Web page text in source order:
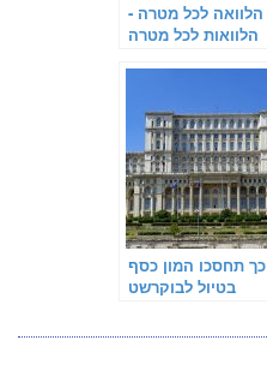
הלוואה לכל מטרה -
הלוואות לכל מטרה
כך תחסכו המון כסף
בטיול לבוקרשט